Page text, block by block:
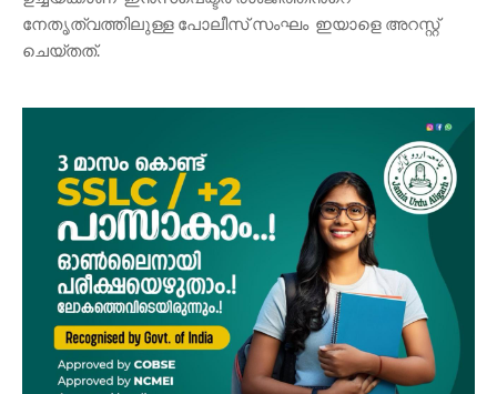
നേതൃത്വത്തിലുള്ള പോലീസ് സംഘം ഇയാളെ അറസ്റ്റ്
ചെയ്തത്.